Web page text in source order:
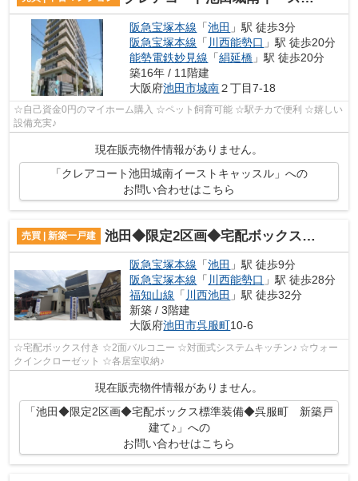
阪急宝塚本線 「池田 」駅 徒歩3分
阪急宝塚本線 「 川西能勢口 」駅 徒歩20分
能勢電鉄妙見線 「絹延橋 」駅 徒歩20分
築16年 / 11階建
大阪府池田市城南２丁目7-18
☆自己資金0円のマイホーム購入 ☆ペット飼育可能 ☆駅チカで便利 ☆嬉しい
設備充実♪
現在販売物件情報がありません。
「クレアコート池田城南イーストキャッスル」への
お問い合わせはこちら
売買 | 新築一戸建 池田◆限定2区画◆宅配ボックス標準装備◆呉服町 新築戸建て♪
阪急宝塚本線 「池田 」駅 徒歩9分
阪急宝塚本線 「 川西能勢口 」駅 徒歩28分
福知山線 「 川西池田 」駅 徒歩32分
新築 / 3階建
大阪府池田市呉服町10-6
☆宅配ボックス付き ☆2面バルコニー ☆対面式システムキッチン♪ ☆ウォー
クインクローゼット ☆各居室収納♪
現在販売物件情報がありません。
「池田◆限定2区画◆宅配ボックス標準装備◆呉服町 新築戸
建て♪」への
お問い合わせはこちら